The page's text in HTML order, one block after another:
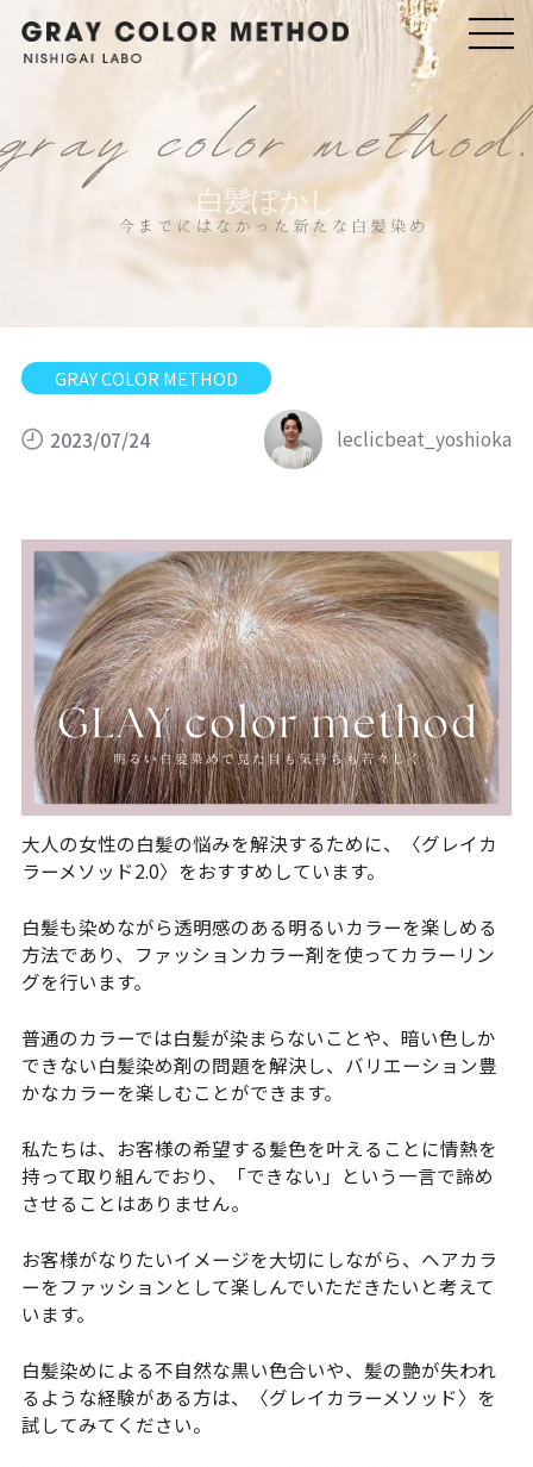
白髪ぼかし
GRAY COLOR METHOD
2023/07/24 leclicbeat_yoshioka
大人の女性の白髪の悩みを解決するために、〈グレイカ
ラーメソッド2.0〉をおすすめしています。
白髪も染めながら透明感のある明るいカラーを楽しめる
方法であり、ファッションカラー剤を使ってカラーリン
グを行います。
普通のカラーでは白髪が染まらないことや、暗い色しか
できない白髪染め剤の問題を解決し、バリエーション豊
かなカラーを楽しむことができます。
私たちは、お客様の希望する髪色を叶えることに情熱を
持って取り組んでおり、「できない」という一言で諦め
させることはありません。
お客様がなりたいイメージを大切にしながら、ヘアカラ
ーをファッションとして楽しんでいただきたいと考えて
います。
白髪染めによる不自然な黒い色合いや、髪の艶が失われ
るような経験がある方は、〈グレイカラーメソッド〉を
試してみてください。